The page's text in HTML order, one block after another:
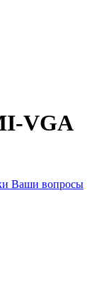
VGA
Ваши вопросы